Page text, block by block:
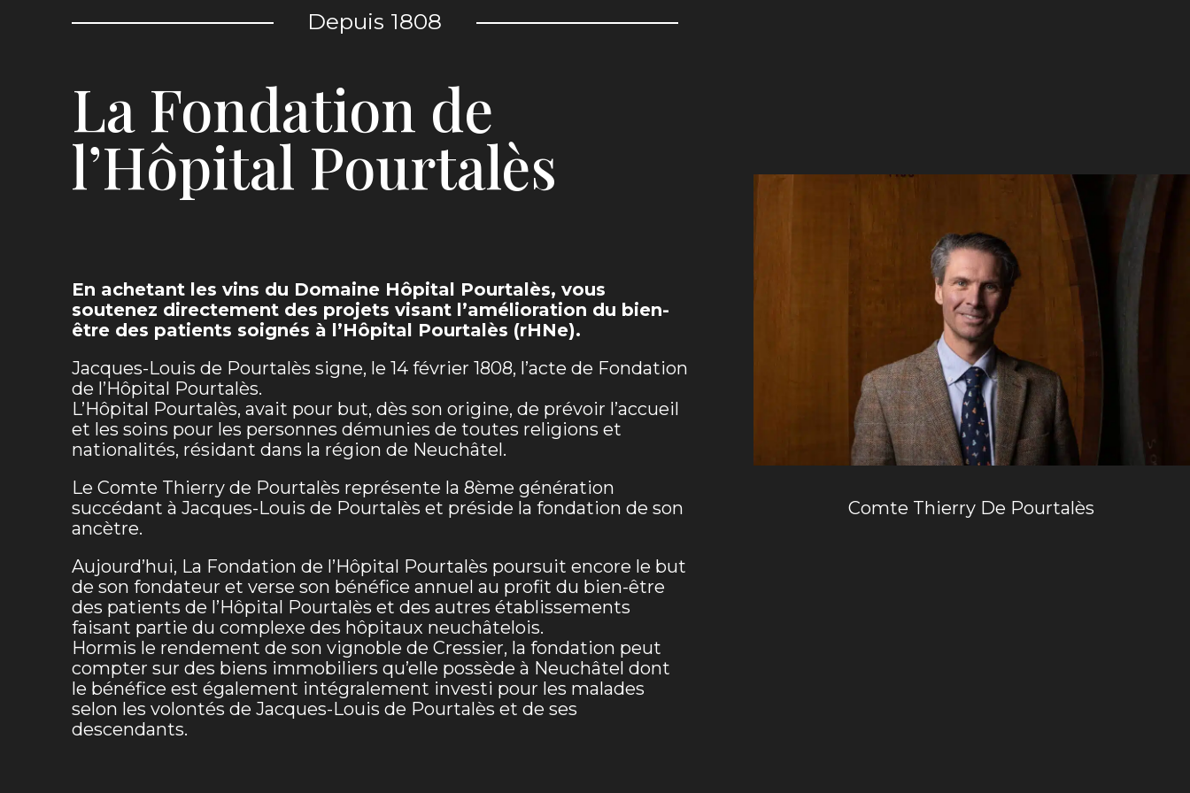
Depuis 1808
La Fondation de
l’Hôpital Pourtalès
En achetant les vins du Domaine Hôpital Pourtalès, vous
soutenez directement des projets visant l’amélioration du bien-
être des patients soignés à l’Hôpital Pourtalès (rHNe).
Jacques-Louis de Pourtalès signe, le 14 février 1808, l’acte de Fondation
de l’Hôpital Pourtalès.
L’Hôpital Pourtalès, avait pour but, dès son origine, de prévoir l’accueil
et les soins pour les personnes démunies de toutes religions et
nationalités, résidant dans la région de Neuchâtel.
Le Comte Thierry de Pourtalès représente la 8ème génération
succédant à Jacques-Louis de Pourtalès et préside la fondation de son
ancètre.
Aujourd’hui, La Fondation de l’Hôpital Pourtalès poursuit encore le but
de son fondateur et verse son bénéfice annuel au profit du bien-être
des patients de l’Hôpital Pourtalès et des autres établissements
faisant partie du complexe des hôpitaux neuchâtelois.
Hormis le rendement de son vignoble de Cressier, la fondation peut
compter sur des biens immobiliers qu’elle possède à Neuchâtel dont
le bénéfice est également intégralement investi pour les malades
selon les volontés de Jacques-Louis de Pourtalès et de ses
descendants.
Comte Thierry De Pourtalès